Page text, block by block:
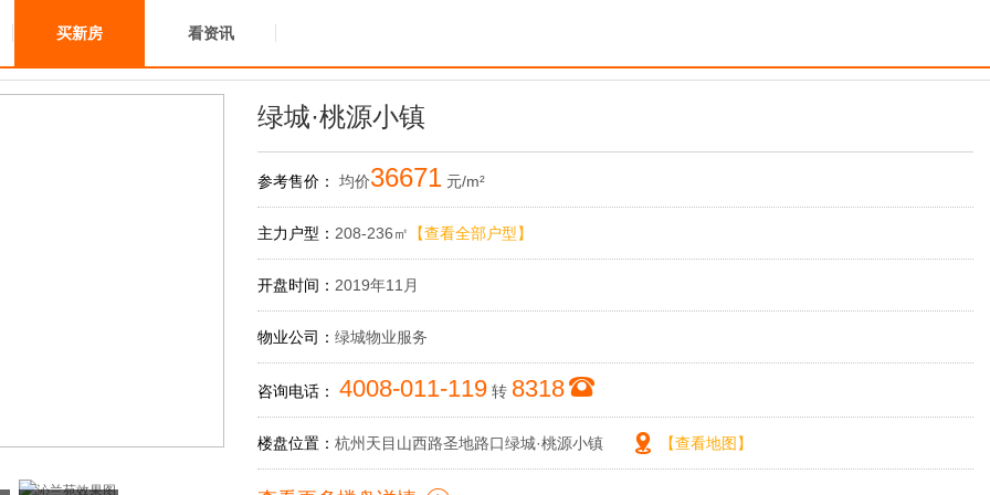
买新房 看资讯
绿城·桃源小镇
参考售价： 均价36671 元/m²
主力户型： 208-236㎡ 【查看全部户型】
开盘时间： 2019年11月
物业公司： 绿城物业服务
咨询电话： 4008-011-119 转 8318
楼盘位置： 杭州天目山西路圣地路口绿城·桃源小镇 【查看地图】